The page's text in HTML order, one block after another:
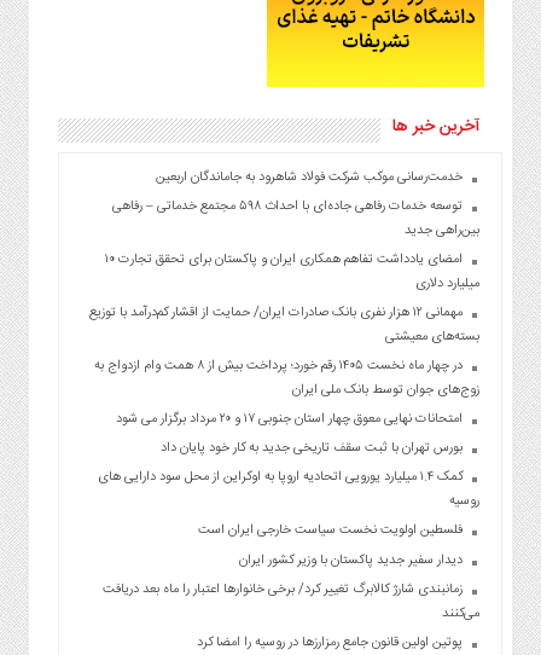
آخرین خبر ها
خدمت‌رسانی موکب شرکت فولاد شاهرود به جاماندگان اربعین
توسعه خدمات رفاهی جاده‌ای با احداث ۵۹۸ مجتمع خدماتی – رفاهی
بین‌راهی جدید
امضای یادداشت تفاهم همکاری ایران و پاکستان برای تحقق تجارت ۱۰
میلیارد دلاری
مهمانی ۱۲ هزار نفری بانک صادرات ایران/ حمایت از اقشار کم‌درآمد با توزیع
بسته‌های معیشتی
در چهار ماه نخست ۱۴۰۵ رقم خورد؛ پرداخت بیش از ۸ همت وام ازدواج به
زوج‌های جوان توسط بانک ملی ایران
امتحانات نهایی معوق چهار استان جنوبی ۱۷ و ۲۰ مرداد برگزار می شود
بورس تهران با ثبت سقف تاریخی جدید به کار خود پایان داد
کمک ۱.۴ میلیارد یورویی اتحادیه اروپا به اوکراین از محل سود دارایی های
روسیه
فلسطین اولویت نخست سیاست خارجی ایران است
دیدار سفیر جدید پاکستان با وزیر کشور ایران
زمانبندی شارژ کالابرگ تغییر کرد/ برخی خانوارها اعتبار را ماه بعد دریافت
می‌کنند
پوتین اولین قانون جامع رمزارزها در روسیه را امضا کرد